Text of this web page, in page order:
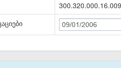
09/01/2006